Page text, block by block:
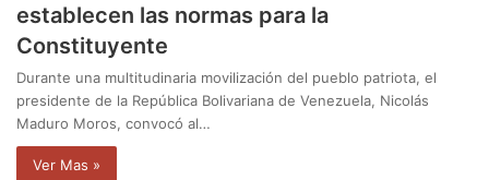
establecen las normas para la
Constituyente
Durante una multitudinaria movilización del pueblo patriota, el
presidente de la República Bolivariana de Venezuela, Nicolás
Maduro Moros, convocó al…
Ver Mas »